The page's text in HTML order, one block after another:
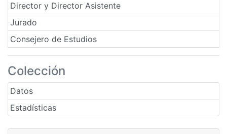
Director y Director Asistente
Jurado
Consejero de Estudios
Colección
Datos
Estadísticas